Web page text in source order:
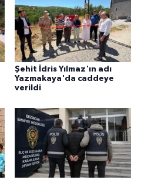
Şehit İdris Yılmaz'ın adı
Yazmakaya'da caddeye
verildi